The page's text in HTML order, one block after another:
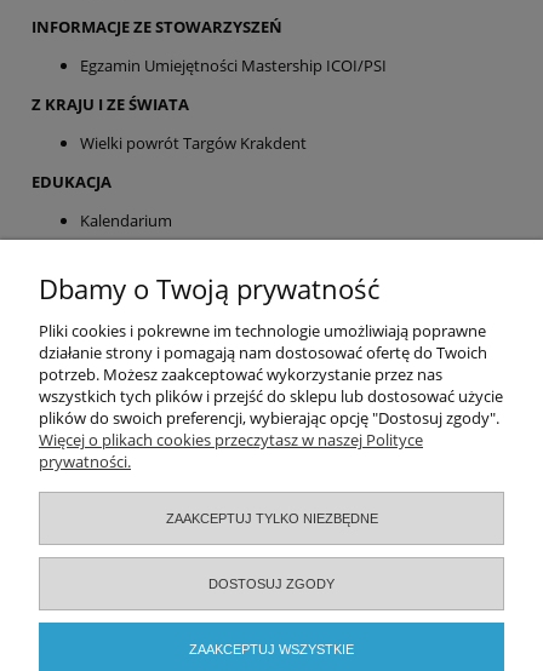
INFORMACJE ZE STOWARZYSZEŃ
Egzamin Umiejętności Mastership ICOI/PSI
Z KRAJU I ZE ŚWIATA
Wielki powrót Targów Krakdent
EDUKACJA
Kalendarium
Ochraniacze na zęby dla sportowców
Moje konto
Zamówienia
Informacje
O nas
Serwisy specjalistyczne
Dbamy o Twoją prywatność
Pliki cookies i pokrewne im technologie umożliwiają poprawne
działanie strony i pomagają nam dostosować ofertę do Twoich
potrzeb. Możesz zaakceptować wykorzystanie przez nas
wszystkich tych plików i przejść do sklepu lub dostosować użycie
plików do swoich preferencji, wybierając opcję "Dostosuj zgody".
Więcej o plikach cookies przeczytasz w naszej Polityce
prywatności.
ZAAKCEPTUJ TYLKO NIEZBĘDNE
DOSTOSUJ ZGODY
ZAAKCEPTUJ WSZYSTKIE